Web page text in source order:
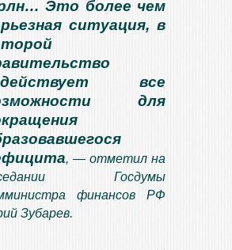
Это более чем
ситуация, в
все
для
, — отметил на
Госдумы
финансов РФ
Зубарев.